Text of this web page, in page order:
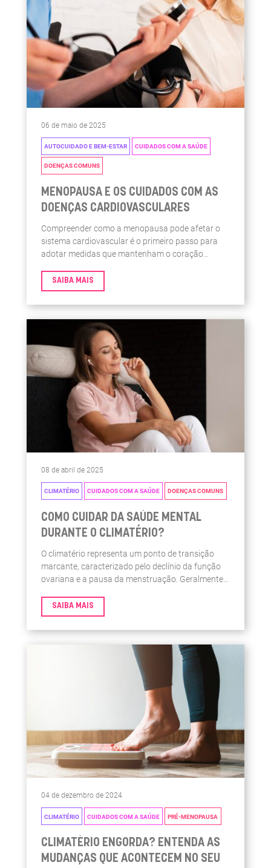
06 de maio de 2025
AUTOCUIDADO E BEM-ESTAR CUIDADOS COM A SAÚDE
DOENÇAS COMUNS
MENOPAUSA E OS CUIDADOS COM AS
DOENÇAS CARDIOVASCULARES
Compreender como a menopausa pode afetar o
sistema cardiovascular é o primeiro passo para
adotar medidas que mantenham o coração
SAIBA MAIS
08 de abril de 2025
CLIMATÉRIO CUIDADOS COM A SAÚDE DOENÇAS COMUNS
COMO CUIDAR DA SAÚDE MENTAL
DURANTE O CLIMATÉRIO?
O climatério representa um ponto de transição
marcante, caracterizado pelo declínio da função
ovariana e a pausa da menstruação. Geralmente,
associado a uma série de mudanças hormonais e
físicas que podem influenciar não apenas a saúde
física, mas também a saúde mental e emocional
SAIBA MAIS
04 de dezembro de 2024
CLIMATÉRIO CUIDADOS COM A SAÚDE PRÉ-MENOPAUSA
CLIMATÉRIO ENGORDA? ENTENDA AS
MUDANÇAS QUE ACONTECEM NO SEU